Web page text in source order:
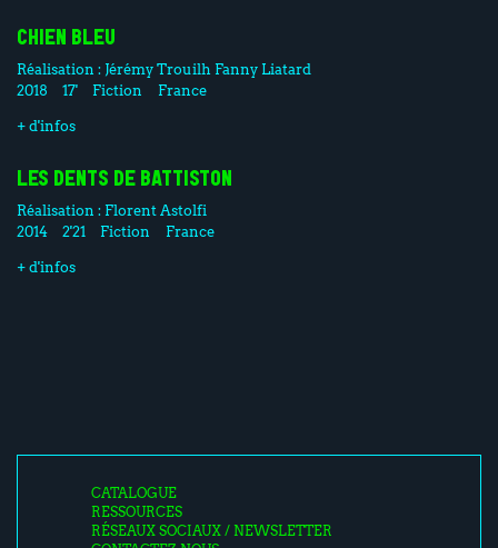
CHIEN BLEU
Réalisation : Jérémy Trouilh Fanny Liatard
2018
17' Fiction France
+ d'infos
LES DENTS DE BATTISTON
Réalisation : Florent Astolfi
2014
2'21 Fiction France
+ d'infos
CATALOGUE
RESSOURCES
RÉSEAUX SOCIAUX / NEWSLETTER